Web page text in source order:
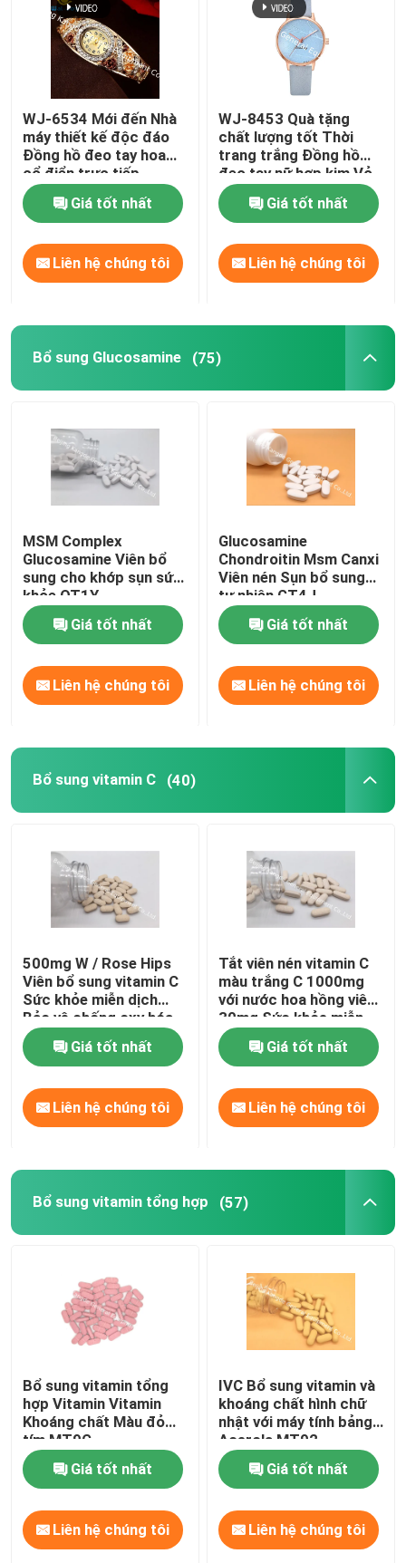
Trang Chủ
Các sản phẩm
Về chúng tôi
Kiểm soát chất lượng
Liên hệ chúng tôi
Tin tức
Các trường hợp
Yêu cầu báo giá
Bổ sung Glucosamine
Bổ sung vitamin tổng hợp
Bổ sung sức khỏe xương
Thực phẩm bổ sung thảo dược
Bổ sung hỗ trợ năng lượng
Bổ sung dinh dưỡng thể thao
WJ-6534 Mới đến Nhà
máy thiết kế độc đáo
Đồng hồ đeo tay hoa
cổ điển trực tiếp
Giá tốt nhất
Liên hệ chúng tôi
WJ-8453 Quà tặng
chất lượng tốt Thời
trang trắng Đồng hồ
đeo tay nữ hợp kim Vỏ
đồng hồ dây đeo bằng
da
Giá tốt nhất
Liên hệ chúng tôi
Bổ sung Glucosamine (75)
MSM Complex
Glucosamine Viên bổ
sung cho khớp sụn sức
khỏe OT1Y
Giá tốt nhất
Liên hệ chúng tôi
Glucosamine
Chondroitin Msm Canxi
Viên nén Sụn bổ sung
tự nhiên GT4J
Giá tốt nhất
Liên hệ chúng tôi
Bổ sung vitamin C (40)
500mg W / Rose Hips
Viên bổ sung vitamin C
Sức khỏe miễn dịch
Bảo vệ chống oxy hóa
CTDA
Giá tốt nhất
Liên hệ chúng tôi
Tắt viên nén vitamin C
màu trắng C 1000mg
với nước hoa hồng viên
30mg Sức khỏe miễn
dịch CT1D
Giá tốt nhất
Liên hệ chúng tôi
Bổ sung vitamin tổng hợp (57)
Bổ sung vitamin tổng
hợp Vitamin Vitamin
Khoáng chất Màu đỏ
tím MT9G
Giá tốt nhất
Liên hệ chúng tôi
IVC Bổ sung vitamin và
khoáng chất hình chữ
nhật với máy tính bảng
Acerola MT92
Giá tốt nhất
Liên hệ chúng tôi